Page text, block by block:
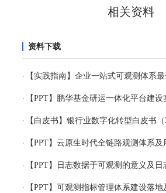
相关资料
资料下载
【PPT】鹏华基金研运一体化平台建设
【白皮书】银行业数字化转型白皮书（